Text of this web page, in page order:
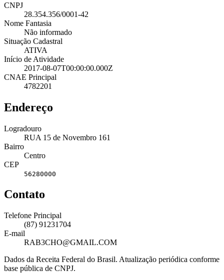
CNPJ
28.354.356/0001-42
Nome Fantasia
Não informado
Situação Cadastral
ATIVA
Início de Atividade
2017-08-07T00:00:00.000Z
CNAE Principal
4782201
Endereço
Logradouro
RUA 15 de Novembro 161
Bairro
Centro
CEP
56280000
Contato
Telefone Principal
(87) 91231704
E-mail
RAB3CHO@GMAIL.COM
Dados da Receita Federal do Brasil. Atualização periódica conforme
base pública de CNPJ.